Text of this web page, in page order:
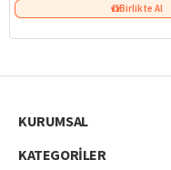
Birlikte Al
KURUMSAL
KATEGORİLER